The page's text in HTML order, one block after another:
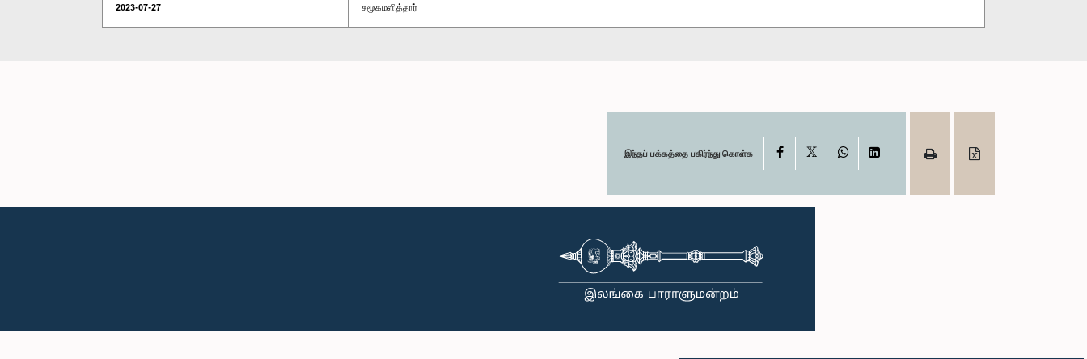
2023-07-27 சமூகமளித்தார்
இந்தப் பக்கத்தை பகிர்ந்து கொள்க Facebook WhatsAppLinkedIn